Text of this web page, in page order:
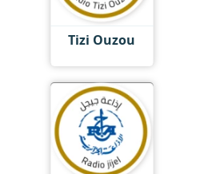
Tizi Ouzou